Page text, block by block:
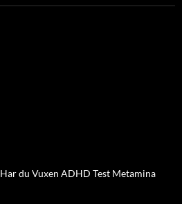
Har du Vuxen ADHD Test Metamina